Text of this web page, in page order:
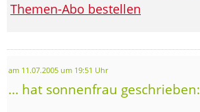
Themen-Abo bestellen
am 11.07.2005 um 19:51 Uhr
... hat sonnenfrau geschrieben: